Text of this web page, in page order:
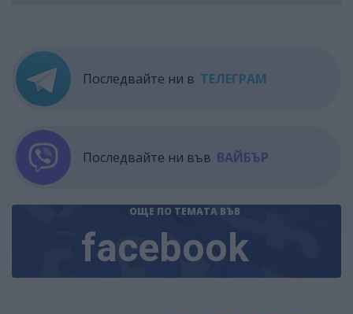
Последвайте ни в ТЕЛЕГРАМ
Последвайте ни във ВАЙБЪР
ОЩЕ ПО ТЕМАТА ВЪВ
facebook